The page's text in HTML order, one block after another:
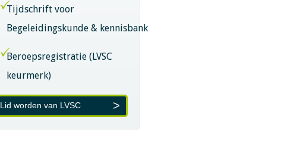
Tijdschrift voor
Begeleidingskunde & kennisbank
Beroepsregistratie (LVSC
keurmerk)
Lid worden van LVSC